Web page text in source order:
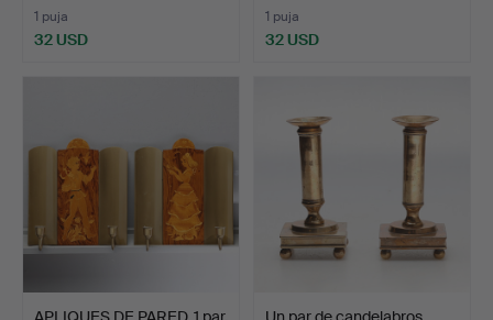
1 puja
32 USD
1 puja
32 USD